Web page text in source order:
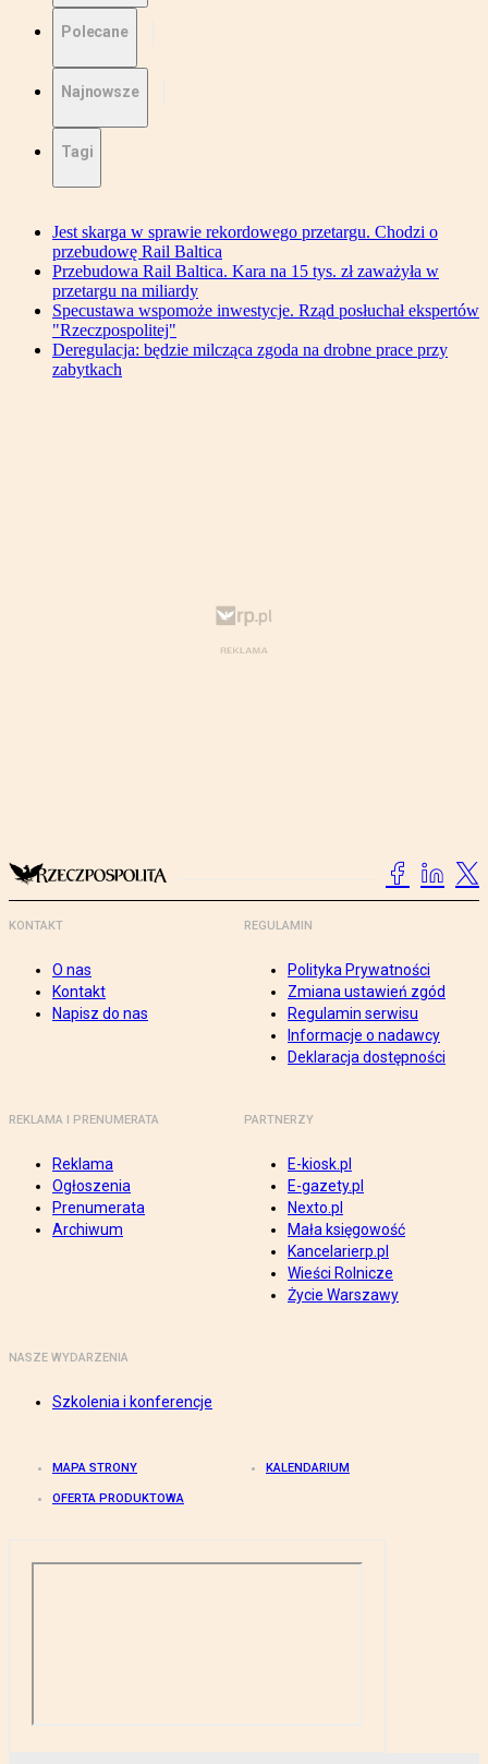
Polecane
Najnowsze
Tagi
Jest skarga w sprawie rekordowego przetargu. Chodzi o
przebudowę Rail Baltica
Przebudowa Rail Baltica. Kara na 15 tys. zł zaważyła w
przetargu na miliardy
Specustawa wspomoże inwestycje. Rząd posłuchał ekspertów
"Rzeczpospolitej"
Deregulacja: będzie milcząca zgoda na drobne prace przy
zabytkach
KONTAKT
O nas
Kontakt
Napisz do nas
REGULAMIN
Polityka Prywatności
Zmiana ustawień zgód
Regulamin serwisu
Informacje o nadawcy
Deklaracja dostępności
REKLAMA I PRENUMERATA
Reklama
Ogłoszenia
Prenumerata
Archiwum
PARTNERZY
E-kiosk.pl
E-gazety.pl
Nexto.pl
Mała księgowość
Kancelarierp.pl
Wieści Rolnicze
Życie Warszawy
NASZE WYDARZENIA
Szkolenia i konferencje
MAPA STRONY KALENDARIUM
OFERTA PRODUKTOWA